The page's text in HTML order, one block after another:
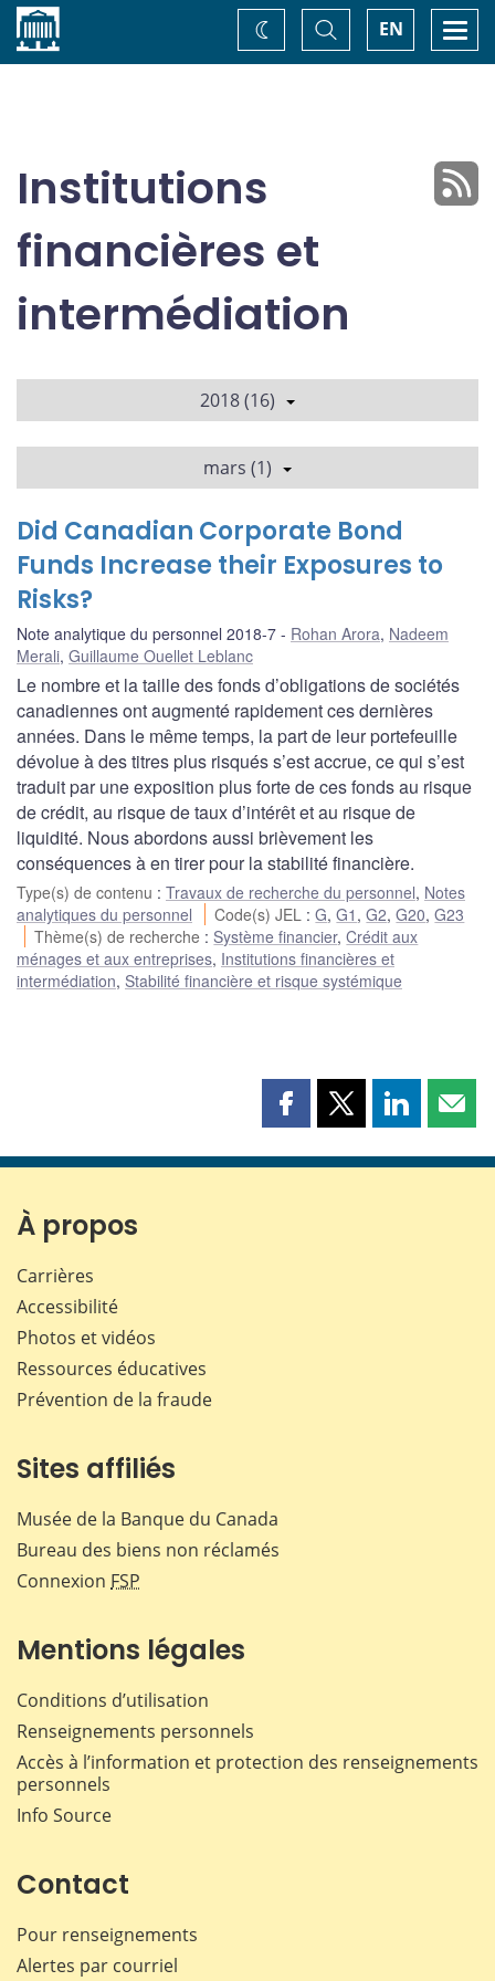
Accueil EN
Basculer
la
recherche
Changez
de
Institutions
financières et
intermédiation
2018 (16)
mars (1)
Did Canadian Corporate Bond
Funds Increase their Exposures to
Risks?
Note analytique du personnel 2018-7 Rohan Arora, Nadeem
Merali, Guillaume Ouellet Leblanc
Le nombre et la taille des fonds d’obligations de sociétés
canadiennes ont augmenté rapidement ces dernières
années. Dans le même temps, la part de leur portefeuille
dévolue à des titres plus risqués s’est accrue, ce qui s’est
traduit par une exposition plus forte de ces fonds au risque
de crédit, au risque de taux d’intérêt et au risque de
liquidité. Nous abordons aussi brièvement les
conséquences à en tirer pour la stabilité financière.
Type(s) de contenu : Travaux de recherche du personnel, Notes
analytiques du personnel
Code(s) JEL :G,G1 ,G2,G20,G23
Thème(s) de recherche : Système financier,Crédit aux
ménages et aux entreprises, Institutions financières et
intermédiation, Stabilité financière et risque systémique
Partager
page
Partager
page
Partager
page page
À propos
Carrières
Accessibilité
Photos et vidéos
Ressources éducatives
Prévention de la fraude
Sites affiliés
Musée de la Banque du Canada
Bureau des biens non réclamés
Connexion FSP
Mentions légales
Conditions d’utilisation
Renseignements personnels
Accès à l’information et protection des renseignements
personnels
Info Source
Contact
Pour renseignements
Alertes par courriel